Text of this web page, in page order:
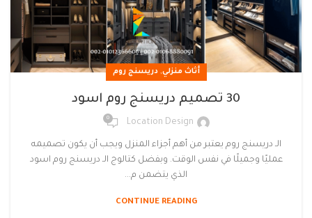
أثاث منزلي, دريسنج روم
30 تصميم دريسنج روم اسود
Location Design
0
الـ دريسنج روم يعتبر من أهم أجزاء المنزل ويجب أن يكون تصميمه
عمليًا وجميلًا في نفس الوقت. وبفضل كتالوج الـ دريسنج روم اسود
الذي يتضمن م...
CONTINUE READING